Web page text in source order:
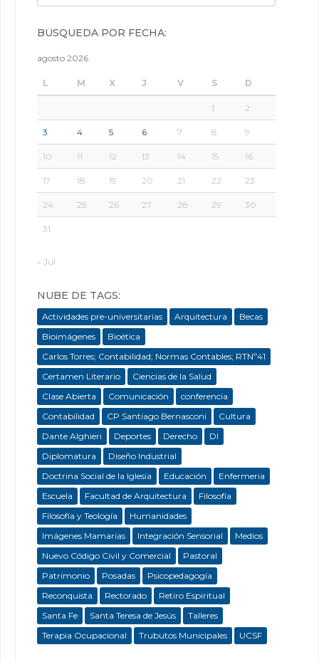
BÚSQUEDA POR FECHA:
agosto 2026
L M X J V S D
1 2
3 4 5 6 7 8 9
10 11 12 13 14 15 16
17 18 19 20 21 22 23
24 25 26 27 28 29 30
31
« Jul
NUBE DE TAGS:
Actividades pre-universitarias Arquitectura
Becas
Bioimágenes
Bioética
Carlos Torres; Contabilidad; Normas Contables; RTNº41
Certamen Literario
Ciencias de la Salud
Clase Abierta
Comunicación
conferencia
Contabilidad
CP Santiago Bernasconi
Cultura
Dante Alghieri
Deportes Derecho
DI
Diplomatura
Diseño Industrial
Doctrina Social de la Iglesia
Educación
Enfermeria
Escuela
Facultad de Arquitectura
Filosofía
Filosofía y Teología
Humanidades
Imágenes Mamarias
Integración Sensorial
Medios
Nuevo Código Civil y Comercial
Pastoral
Patrimonio
Posadas
Psicopedagogía
Reconquista
Rectorado
Retiro Espiritual
Santa Fe
Santa Teresa de Jesús
Talleres
Terapia Ocupacional
Trubutos Municipales UCSF